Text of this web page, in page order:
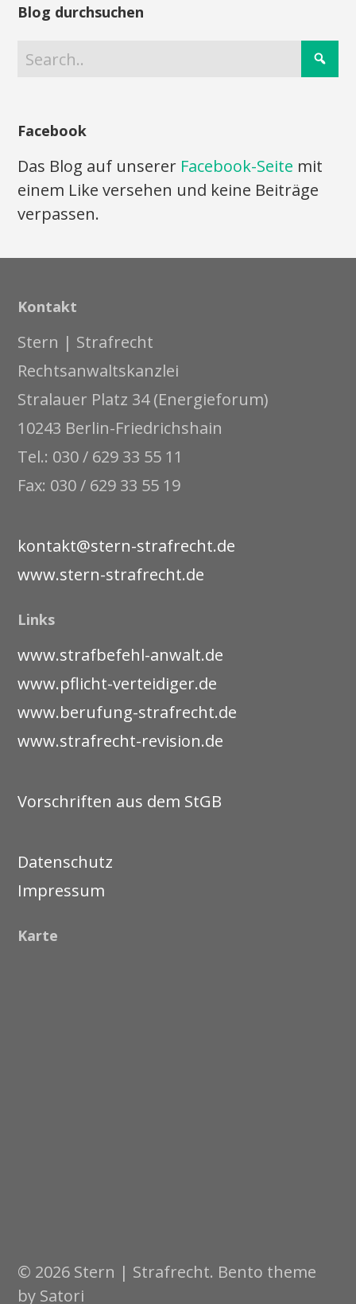
Blog durchsuchen
Facebook
Das Blog auf unserer Facebook-Seite mit
einem Like versehen und keine Beiträge
verpassen.
Kontakt
Stern | Strafrecht
Rechtsanwaltskanzlei
Stralauer Platz 34 (Energieforum)
10243 Berlin-Friedrichshain
Tel.: 030 / 629 33 55 11
Fax: 030 / 629 33 55 19
kontakt@stern-strafrecht.de
www.stern-strafrecht.de
Links
www.strafbefehl-anwalt.de
www.pflicht-verteidiger.de
www.berufung-strafrecht.de
www.strafrecht-revision.de
Vorschriften aus dem StGB
Datenschutz
Impressum
Karte
© 2026 Stern | Strafrecht. Bento theme
by Satori